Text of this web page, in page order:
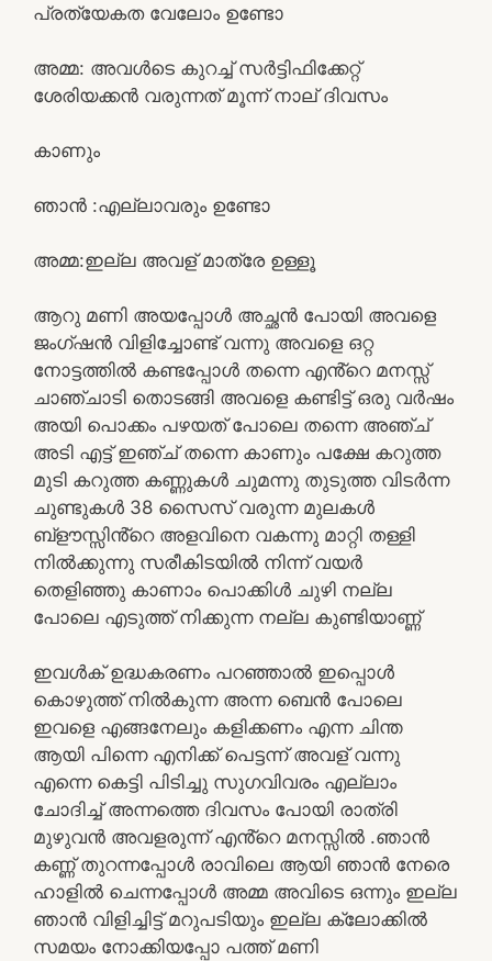
പ്രത്യേകത വേലോം ഉണ്ടോ
അമ്മ: അവൾടെ കുറച്ച് സർട്ടിഫിക്കേറ്റ്
ശേരിയക്കൻ വരുന്നത് മൂന്ന് നാല് ദിവസം
കാണും
ഞാൻ :എല്ലാവരും ഉണ്ടോ
അമ്മ:ഇല്ല അവള് മാത്രേ ഉള്ളൂ
ആറു മണി അയപ്പോൾ അച്ഛൻ പോയി അവളെ
ജംഗ്ഷൻ വിളിച്ചോണ്ട് വന്നു അവളെ ഒറ്റ
നോട്ടത്തിൽ കണ്ടപ്പോൾ തന്നെ എൻ്റെ മനസ്സ്
ചാഞ്ചാടി തൊടങ്ങി അവളെ കണ്ടിട്ട് ഒരു വർഷം
അയി പൊക്കം പഴയത് പോലെ തന്നെ അഞ്ച്
അടി എട്ട് ഇഞ്ച് തന്നെ കാണും പക്ഷേ കറുത്ത
മുടി കറുത്ത കണ്ണുകൾ ചുമന്നു തുടുത്ത വിടർന്ന
ചുണ്ടുകൾ 38 സൈസ് വരുന്ന മുലകൾ
ബ്ളൗസ്സിൻ്റെ അളവിനെ വകന്നു മാറ്റി തള്ളി
നിൽക്കുന്നു സരീകിടയിൽ നിന്ന് വയർ
തെളിഞ്ഞു കാണാം പൊക്കിൾ ചുഴി നല്ല
പോലെ എടുത്ത് നിക്കുന്ന നല്ല കുണ്ടിയാണ്ണ്
ഇവൾക് ഉദ്ധകരണം പറഞ്ഞാൽ ഇപ്പൊൾ
കൊഴുത്ത് നിൽകുന്ന അന്ന ബെൻ പോലെ
ഇവളെ എങ്ങനേലും കളിക്കണം എന്ന ചിന്ത
ആയി പിന്നെ എനിക്ക് പെട്ടന്ന് അവള് വന്നു
എന്നെ കെട്ടി പിടിച്ചു സുഗവിവരം എല്ലാം
ചോദിച്ച് അന്നത്തെ ദിവസം പോയി രാത്രി
മുഴുവൻ അവളരുന്ന് എൻ്റെ മനസ്സിൽ .ഞാൻ
കണ്ണ് തുറന്നപ്പോൾ രാവിലെ ആയി ഞാൻ നേരെ
ഹാളിൽ ചെന്നപ്പോൾ അമ്മ അവിടെ ഒന്നും ഇല്ല
ഞാൻ വിളിച്ചിട്ട് മറുപടിയും ഇല്ല ക്ലോക്കിൽ
സമയം നോക്കിയപ്പോ പത്ത് മണി